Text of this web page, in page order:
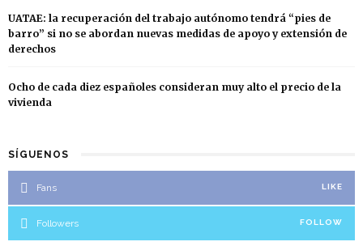
UATAE: la recuperación del trabajo autónomo tendrá “pies de
barro” si no se abordan nuevas medidas de apoyo y extensión de
derechos
Ocho de cada diez españoles consideran muy alto el precio de la
vivienda
SÍGUENOS
Fans LIKE
Followers FOLLOW